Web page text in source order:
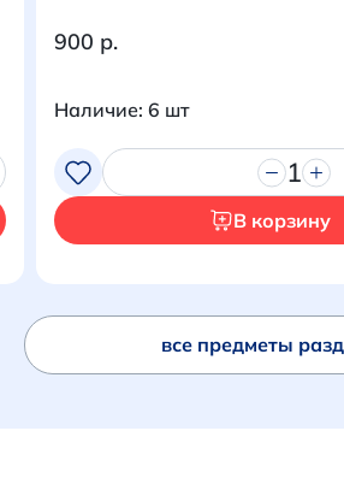
Продолжить
Перейти в
900 р.
Наличие: 6 шт
1
В корзину
все предметы